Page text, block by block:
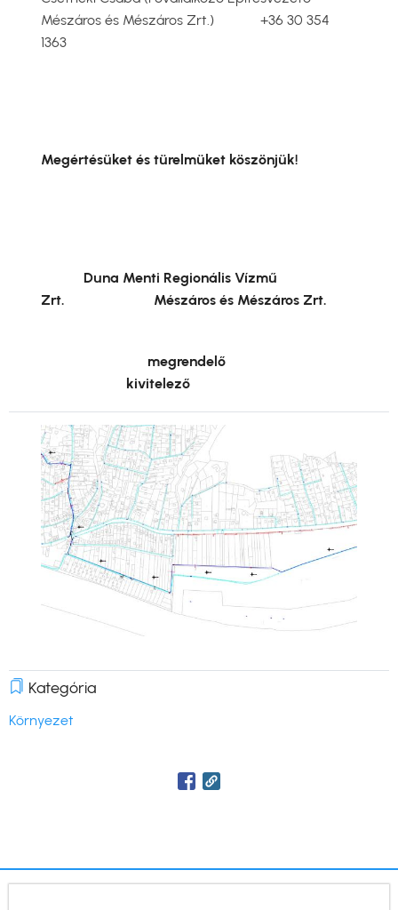
Mészáros és Mészáros Zrt.) +36 30 354
1363
Megértésüket és türelmüket köszönjük!
Duna Menti Regionális Vízmű
Zrt. Mészáros és Mészáros Zrt.
megrendelő
kivitelező
Kategória
Környezet